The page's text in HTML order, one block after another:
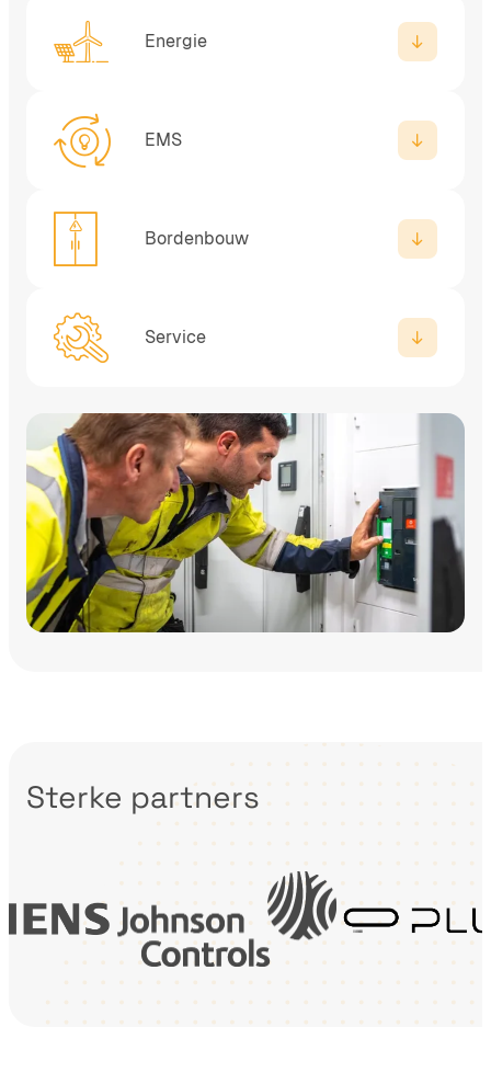
Energie
EMS
Bordenbouw
Service
Sterke partners